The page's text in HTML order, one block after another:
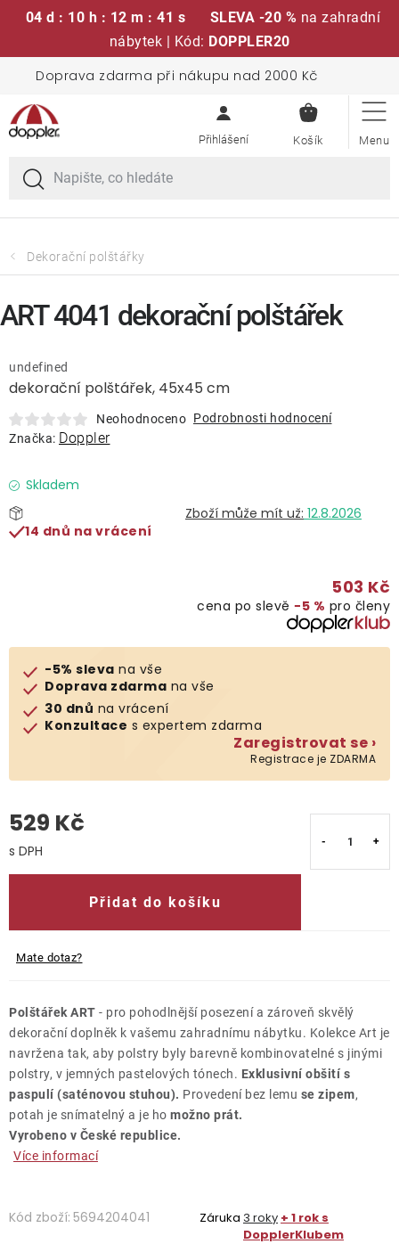
04 d : 10 h : 12 m : 41 s SLEVA -20 % na zahradní
nábytek | Kód: DOPPLER20
obsah
Doprava zdarma při nákupu nad 2000 Kč
KOŠÍK
Sedací soupravy
Slunečníky
Křesla a židle
Prodávané značky
Klub výhod
Naše katalogy
O nás
Kontakty
Dekorační polštářky
dekorační polštářek, 45x45 cm
undefined
Neohodnoceno Podrobnosti hodnocení
Značka: Doppler
Skladem
12.8.2026
14 dnů na vrácení
503 Kč
cena po slevě −5 % pro členy
-5% sleva na vše
Doprava zdarma na vše
30 dnů na vrácení
Konzultace s expertem zdarma
Zaregistrovat se ›
Registrace je ZDARMA
529 Kč
Přidat do košíku
Mate dotaz?
Polštářek ART - pro pohodlnější posezení a zároveň skvělý
dekorační doplněk k vašemu zahradnímu nábytku. Kolekce Art je
navržena tak, aby polstry byly barevně kombinovatelné s jinými
polstry, v jemných pastelových tónech. Exklusivní obšití s
paspulí (saténovou stuhou). Provedení bez lemu se zipem,
potah je snímatelný a je ho možno prát.
Vyrobeno v České republice.
Více informací
Kód zboží: 5694204041 Záruka 3 roky + 1 rok s
DopplerKlubem
ART 4041 dekorační polštářek